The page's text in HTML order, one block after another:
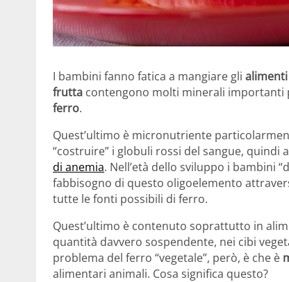
I bambini fanno fatica a mangiare gli
frutta contengono molti minerali importanti
ferro.
Quest’ultimo è micronutriente
“costruire” i globuli rossi del sangue,
di anemia. Nell’età dello sviluppo i bambini
fabbisogno di questo oligoelemento
tutte le fonti possibili di ferro.
Quest’ultimo è contenuto soprattutto in
quantità davvero sospendente, nei cibi
problema del ferro “vegetale”, però, è che è
alimentari animali. Cosa significa questo?